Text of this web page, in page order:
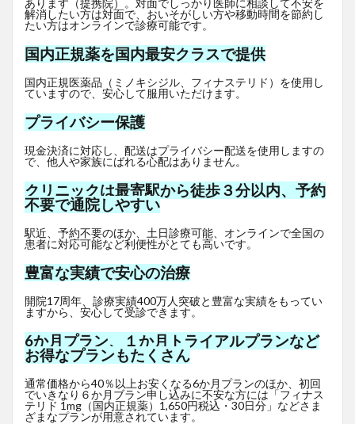
あります（提携院）。対面でしっかり医師に相談して不安を
解消したい方は対面で、おいそがしい方や移動時間を節約し
たい方はオンラインで診療可能です。
国内正規薬を国内最安クラスで提供
国内正規医薬品（ミノキシジル、フィナステリド）を使用し
ていますので、安心して服用いただけます。
プライバシー保護
現金決済に対応し、配送はプライバシー配送を使用しますの
で、他人や家族にばれる心配はありません。
クリニックは最寄駅から徒歩３分以内、予約
不要で通院しやすい
駅近、予約不要のほか、土日診療可能、オンラインで全国の
患者に対応可能など利便性がとても高いです。
豊富な実績で安心の治療
開院17周年、診療実績400万人突破と豊富な実績をもってい
ますから、安心して受診できます。
6か月プラン、１か月トライアルプランなど
お得なプランもたくさん
通常価格から40％以上お安くなる6か月プランのほか、初回
でいきなり６か月ブラン申し込みに不安な方には「フィナス
テリド 1mg（国内正規薬）1,650円税込・30日分」などさま
ざまなプランが用意されています。